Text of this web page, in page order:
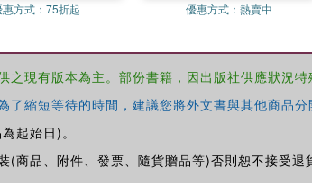
惠方式：75折起 優惠方式： 熱賣中
現有版本為主。部份書籍，因出版社供應狀況特
縮短等待的時間，建議您將外文書與其他商品
起始日)。
商品、附件、發票、隨貨贈品等)否則恕不接受退